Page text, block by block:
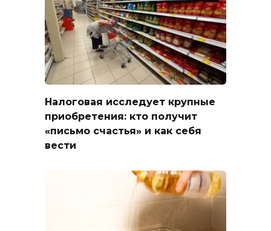
Налоговая исследует крупные
приобретения: кто получит
«письмо счастья» и как себя
вести